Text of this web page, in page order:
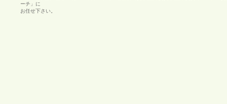
ーチ」に
お任せ下さい。